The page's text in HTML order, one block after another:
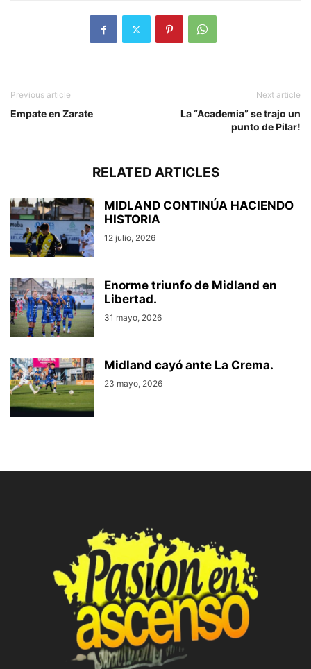
Previous article
Empate en Zarate
Next article
La “Academia” se trajo un
punto de Pilar!
RELATED ARTICLES
MIDLAND CONTINÚA HACIENDO
HISTORIA
12 julio, 2026
Enorme triunfo de Midland en
Libertad.
31 mayo, 2026
Midland cayó ante La Crema.
23 mayo, 2026